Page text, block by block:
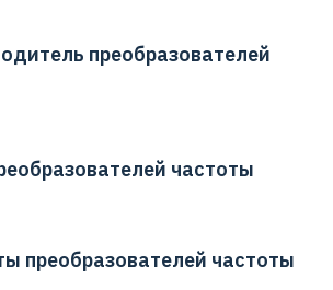
преобразователей
частоты
преобразователей частоты